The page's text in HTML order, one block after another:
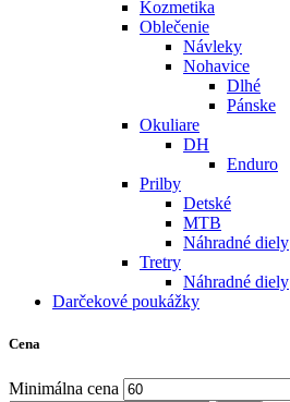
Kozmetika
Oblečenie
Návleky
Nohavice
Dlhé
Pánske
Okuliare
DH
Enduro
Prilby
Detské
MTB
Náhradné diely
Tretry
Náhradné diely
Darčekové poukážky
Cena
Minimálna cena